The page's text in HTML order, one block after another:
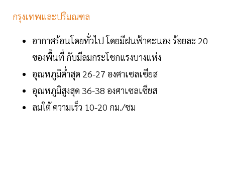
กรุงเทพและปริมณฑล
อากาศร้อนโดยทั่วไป โดยมีฝนฟ้าคะนอง ร้อยละ 20
ของพื้นที่ กับมีลมกระโชกแรงบางแห่ง
อุณหภูมิต่ำสุด 26-27 องศาเซลเซียส
อุณหภูมิสูงสุด 36-38 องศาเซลเซียส
ลมใต้ ความเร็ว 10-20 กม./ชม